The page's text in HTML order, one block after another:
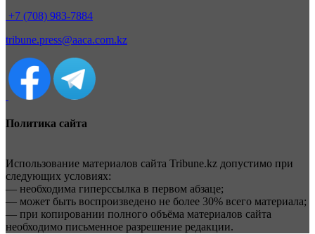
+7 (708) 983-7884
tribune.press@aaca.com.kz
Политика сайта
Использование материалов сайта Tribune.kz допустимо при
следующих условиях:
— необходима гиперссылка в первом абзаце;
— может быть воспроизведено не более 30% всего материала;
— при копировании полного объёма материалов сайта
необходимо письменное разрешение редакции.